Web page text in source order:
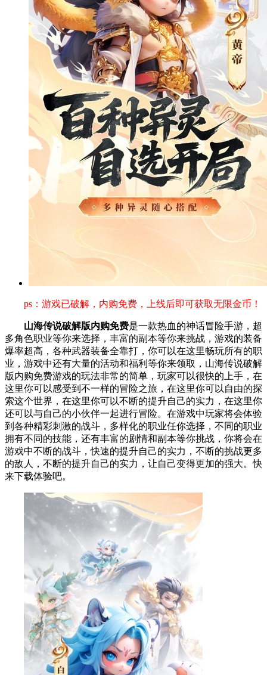
ps：游戏已破解，内购免费，上线后即可获取无限金币！
山海传说破解版内购免费是一款热血的神话冒险手游，超
多角色职业等你来选择，丰富的副本等你来挑战，游戏的装备
爆率超高，各种武器装备全靠打，你可以在这里畅玩所有的职
业，游戏中还有大量的活动和福利等你来领取，山海传说破解
版内购免费游戏的玩法非常的简单，玩家可以很快的上手，在
这里你可以感受到不一样的冒险之旅，在这里你可以自由的探
索这个世界，在这里你可以不断的提升自己的实力，在这里你
还可以与自己的小伙伴一起进行冒险。在游戏中玩家将会体验
到各种精彩刺激的战斗，多样化的职业任你选择，不同的职业
拥有不同的技能，还有丰富的剧情和副本等你挑战，你将会在
游戏中不断的战斗，快速的提升自己的实力，不断的挑战更多
的敌人，不断的提升自己的实力，让自己变得更加的强大。快
来下载体验吧。